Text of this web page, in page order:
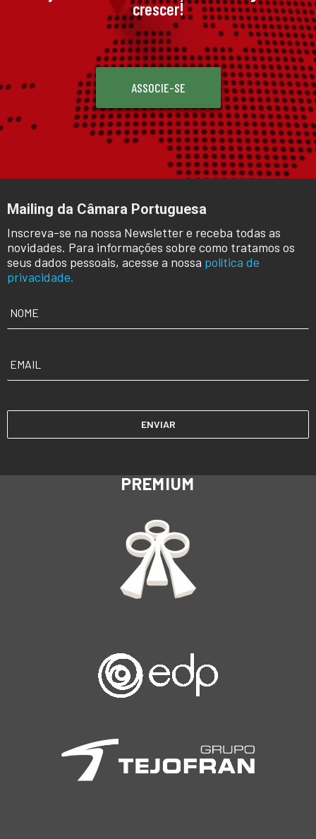
crescer!
ASSOCIE-SE
Mailing da Câmara Portuguesa
Inscreva-se na nossa Newsletter e receba todas as
novidades. Para informações sobre como tratamos os
seus dados pessoais, acesse a nossa política de
privacidade.
PREMIUM